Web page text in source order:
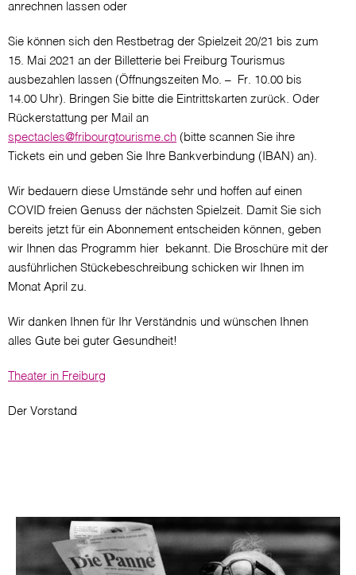
anrechnen lassen oder
Sie können sich den Restbetrag der Spielzeit 20/21 bis zum
15. Mai 2021 an der Billetterie bei Freiburg Tourismus
ausbezahlen lassen (Öffnungszeiten Mo. – Fr. 10.00 bis
14.00 Uhr). Bringen Sie bitte die Eintrittskarten zurück. Oder
Rückerstattung per Mail an
spectacles@fribourgtourisme.ch (bitte scannen Sie ihre
Tickets ein und geben Sie Ihre Bankverbindung (IBAN) an).
Wir bedauern diese Umstände sehr und hoffen auf einen
COVID freien Genuss der nächsten Spielzeit. Damit Sie sich
bereits jetzt für ein Abonnement entscheiden können, geben
wir Ihnen das Programm hier bekannt. Die Broschüre mit der
ausführlichen Stückebeschreibung schicken wir Ihnen im
Monat April zu.
Wir danken Ihnen für Ihr Verständnis und wünschen Ihnen
alles Gute bei guter Gesundheit!
Theater in Freiburg
Der Vorstand